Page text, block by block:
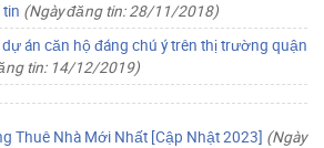
(Ngày đăng tin: 28/11/2018)
án căn hộ đáng chú ý trên thị trường quận
tin: 14/12/2019)
Thuê Nhà Mới Nhất [Cập Nhật 2023] (Ngày